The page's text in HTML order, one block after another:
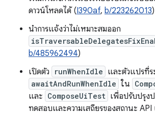
ดาวน์โหลดได้ (I390af, b/223262013)
นำการแจ้งว่าไม่เหมาะสมออก
b/485962494)
เปิดตัว
runWhenIdle และตัวแปรที่ร
awaitAndRunWhenIdle ใน
และ ComposeUiTest เพื่อปรับปรุง
ทดสอบและความเสถียรของสถานะ API